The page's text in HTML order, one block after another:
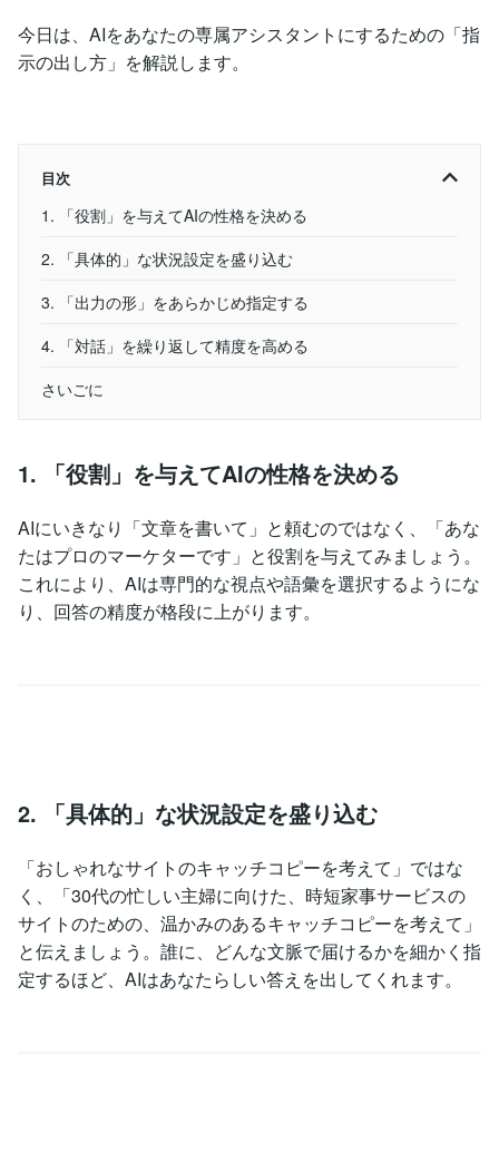
今日は、AIをあなたの専属アシスタントにするための「指
示の出し方」を解説します。
目次
1. 「役割」を与えてAIの性格を決める
2. 「具体的」な状況設定を盛り込む
3. 「出力の形」をあらかじめ指定する
4. 「対話」を繰り返して精度を高める
さいごに
1. 「役割」を与えてAIの性格を決める
AIにいきなり「文章を書いて」と頼むのではなく、「あな
たはプロのマーケターです」と役割を与えてみましょう。
これにより、AIは専門的な視点や語彙を選択するようにな
り、回答の精度が格段に上がります。
2. 「具体的」な状況設定を盛り込む
「おしゃれなサイトのキャッチコピーを考えて」ではな
く、「30代の忙しい主婦に向けた、時短家事サービスの
サイトのための、温かみのあるキャッチコピーを考えて」
と伝えましょう。誰に、どんな文脈で届けるかを細かく指
定するほど、AIはあなたらしい答えを出してくれます。